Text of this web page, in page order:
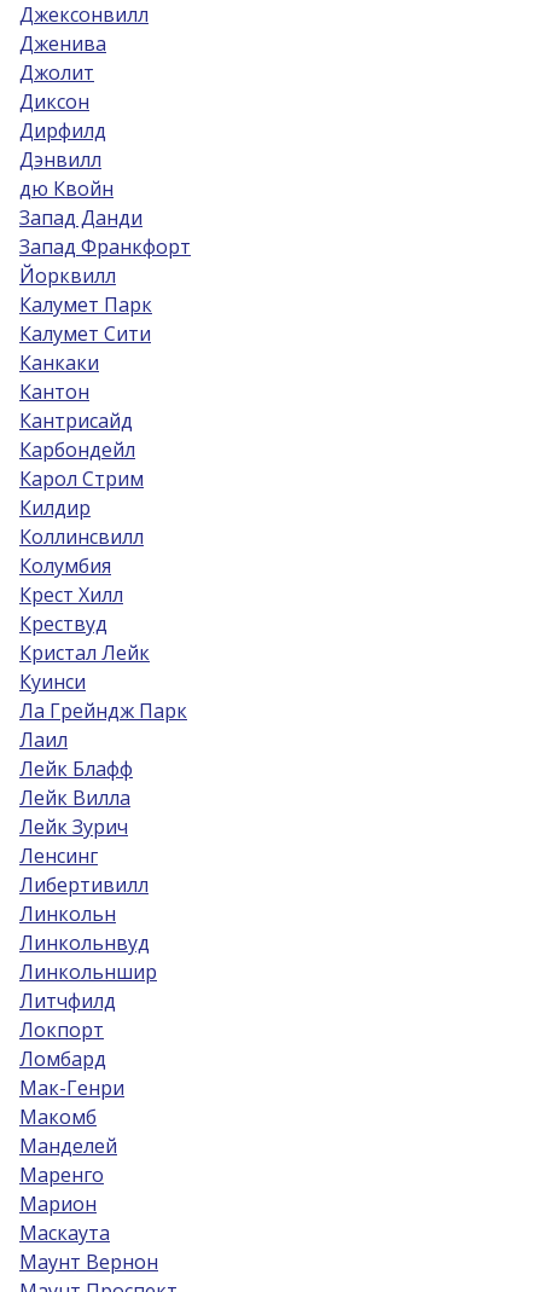
Джексонвилл
Дженива
Джолит
Диксон
Дирфилд
Дэнвилл
дю Квойн
Запад Данди
Запад Франкфорт
Йорквилл
Калумет Парк
Калумет Сити
Канкаки
Кантон
Кантрисайд
Карбондейл
Карол Стрим
Килдир
Коллинсвилл
Колумбия
Крест Хилл
Крествуд
Кристал Лейк
Куинси
Ла Грейндж Парк
Лаил
Лейк Блафф
Лейк Вилла
Лейк Зурич
Ленсинг
Либертивилл
Линкольн
Линкольнвуд
Линкольншир
Литчфилд
Локпорт
Ломбард
Мак-Генри
Макомб
Манделей
Маренго
Марион
Маскаута
Маунт Вернон